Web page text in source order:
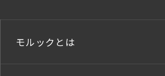
モルックとは